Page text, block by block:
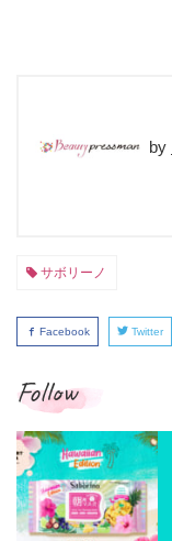
サボリーノ
Facebook Twitter
Follow